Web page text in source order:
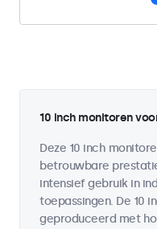
10 inch monitoren
Deze 10 inch
betrouwbare
intensief gebruik in
toepassingen. De 10
geproduceerd met